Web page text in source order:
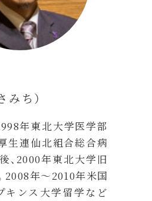
みち）
年東北大学医学部
生連仙北組合総合病
、2000年東北大学旧
2008年～2010年米国
キンス大学留学など